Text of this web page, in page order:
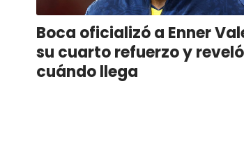
Boca oficializó a Enner
su cuarto refuerzo y reveló
cuándo llega